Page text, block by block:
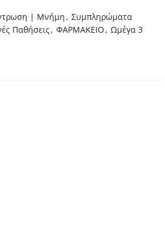
| Μνήμη, Συμπληρώματα
Παθήσεις, ΦΑΡΜΑΚΕΙΟ, Ωμέγα 3